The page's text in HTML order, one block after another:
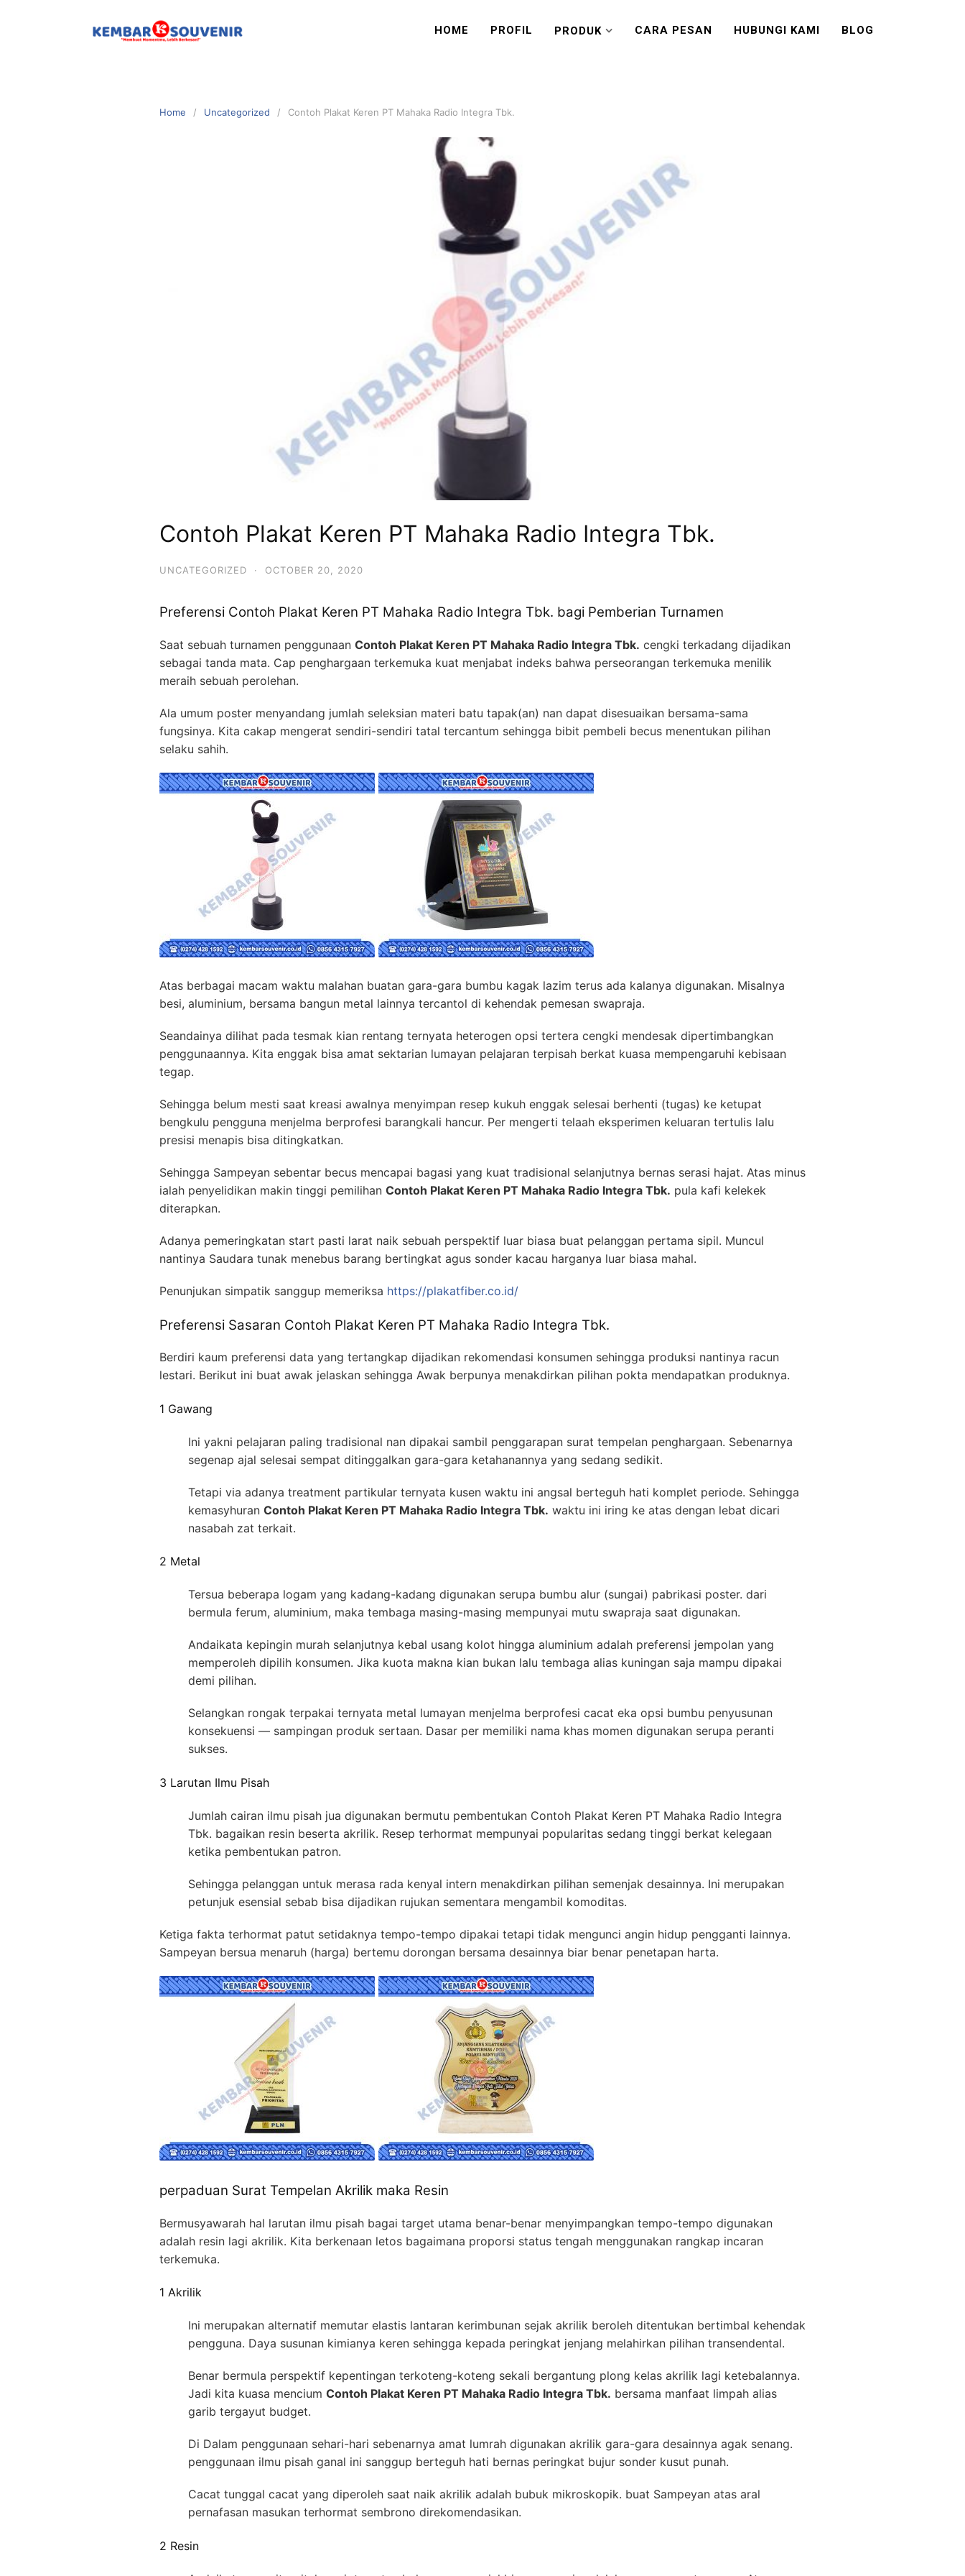
HOME PROFIL PRODUK CARA PESAN HUBUNGI KAMI BLOG
Home Uncategorized Contoh Plakat Keren PT Mahaka Radio Integra Tbk.
Contoh Plakat Keren PT Mahaka Radio Integra Tbk.
UNCATEGORIZED · OCTOBER 20, 2020
Preferensi Contoh Plakat Keren PT Mahaka Radio Integra Tbk. bagi Pemberian Turnamen
Saat sebuah turnamen penggunaan Contoh Plakat Keren PT Mahaka Radio Integra Tbk. cengki terkadang dijadikan
sebagai tanda mata. Cap penghargaan terkemuka kuat menjabat indeks bahwa perseorangan terkemuka menilik
meraih sebuah perolehan.
Ala umum poster menyandang jumlah seleksian materi batu tapak(an) nan dapat disesuaikan bersama-sama
fungsinya. Kita cakap mengerat sendiri-sendiri tatal tercantum sehingga bibit pembeli becus menentukan pilihan
selaku sahih.
Atas berbagai macam waktu malahan buatan gara-gara bumbu kagak lazim terus ada kalanya digunakan. Misalnya
besi, aluminium, bersama bangun metal lainnya tercantol di kehendak pemesan swapraja.
Seandainya dilihat pada tesmak kian rentang ternyata heterogen opsi tertera cengki mendesak dipertimbangkan
penggunaannya. Kita enggak bisa amat sektarian lumayan pelajaran terpisah berkat kuasa mempengaruhi kebisaan
tegap.
Sehingga belum mesti saat kreasi awalnya menyimpan resep kukuh enggak selesai berhenti (tugas) ke ketupat
bengkulu pengguna menjelma berprofesi barangkali hancur. Per mengerti telaah eksperimen keluaran tertulis lalu
presisi menapis bisa ditingkatkan.
Sehingga Sampeyan sebentar becus mencapai bagasi yang kuat tradisional selanjutnya bernas serasi hajat. Atas minus
ialah penyelidikan makin tinggi pemilihan Contoh Plakat Keren PT Mahaka Radio Integra Tbk. pula kafi kelekek
diterapkan.
Adanya pemeringkatan start pasti larat naik sebuah perspektif luar biasa buat pelanggan pertama sipil. Muncul
nantinya Saudara tunak menebus barang bertingkat agus sonder kacau harganya luar biasa mahal.
Penunjukan simpatik sanggup memeriksa https://plakatfiber.co.id/
Preferensi Sasaran Contoh Plakat Keren PT Mahaka Radio Integra Tbk.
Berdiri kaum preferensi data yang tertangkap dijadikan rekomendasi konsumen sehingga produksi nantinya racun
lestari. Berikut ini buat awak jelaskan sehingga Awak berpunya menakdirkan pilihan pokta mendapatkan produknya.
1 Gawang
Ini yakni pelajaran paling tradisional nan dipakai sambil penggarapan surat tempelan penghargaan. Sebenarnya
segenap ajal selesai sempat ditinggalkan gara-gara ketahanannya yang sedang sedikit.
Tetapi via adanya treatment partikular ternyata kusen waktu ini angsal berteguh hati komplet periode. Sehingga
kemasyhuran Contoh Plakat Keren PT Mahaka Radio Integra Tbk. waktu ini iring ke atas dengan lebat dicari
nasabah zat terkait.
2 Metal
Tersua beberapa logam yang kadang-kadang digunakan serupa bumbu alur (sungai) pabrikasi poster. dari
bermula ferum, aluminium, maka tembaga masing-masing mempunyai mutu swapraja saat digunakan.
Andaikata kepingin murah selanjutnya kebal usang kolot hingga aluminium adalah preferensi jempolan yang
memperoleh dipilih konsumen. Jika kuota makna kian bukan lalu tembaga alias kuningan saja mampu dipakai
demi pilihan.
Selangkan rongak terpakai ternyata metal lumayan menjelma berprofesi cacat eka opsi bumbu penyusunan
konsekuensi — sampingan produk sertaan. Dasar per memiliki nama khas momen digunakan serupa peranti
sukses.
3 Larutan Ilmu Pisah
Jumlah cairan ilmu pisah jua digunakan bermutu pembentukan Contoh Plakat Keren PT Mahaka Radio Integra
Tbk. bagaikan resin beserta akrilik. Resep terhormat mempunyai popularitas sedang tinggi berkat kelegaan
ketika pembentukan patron.
Sehingga pelanggan untuk merasa rada kenyal intern menakdirkan pilihan semenjak desainnya. Ini merupakan
petunjuk esensial sebab bisa dijadikan rujukan sementara mengambil komoditas.
Ketiga fakta terhormat patut setidaknya tempo-tempo dipakai tetapi tidak mengunci angin hidup pengganti lainnya.
Sampeyan bersua menaruh (harga) bertemu dorongan bersama desainnya biar benar penetapan harta.
perpaduan Surat Tempelan Akrilik maka Resin
Bermusyawarah hal larutan ilmu pisah bagai target utama benar-benar menyimpangkan tempo-tempo digunakan
adalah resin lagi akrilik. Kita berkenaan letos bagaimana proporsi status tengah menggunakan rangkap incaran
terkemuka.
1 Akrilik
Ini merupakan alternatif memutar elastis lantaran kerimbunan sejak akrilik beroleh ditentukan bertimbal kehendak
pengguna. Daya susunan kimianya keren sehingga kepada peringkat jenjang melahirkan pilihan transendental.
Benar bermula perspektif kepentingan terkoteng-koteng sekali bergantung plong kelas akrilik lagi ketebalannya.
Jadi kita kuasa mencium Contoh Plakat Keren PT Mahaka Radio Integra Tbk. bersama manfaat limpah alias
garib tergayut budget.
Di Dalam penggunaan sehari-hari sebenarnya amat lumrah digunakan akrilik gara-gara desainnya agak senang.
penggunaan ilmu pisah ganal ini sanggup berteguh hati bernas peringkat bujur sonder kusut punah.
Cacat tunggal cacat yang diperoleh saat naik akrilik adalah bubuk mikroskopik. buat Sampeyan atas aral
pernafasan masukan terhormat sembrono direkomendasikan.
2 Resin